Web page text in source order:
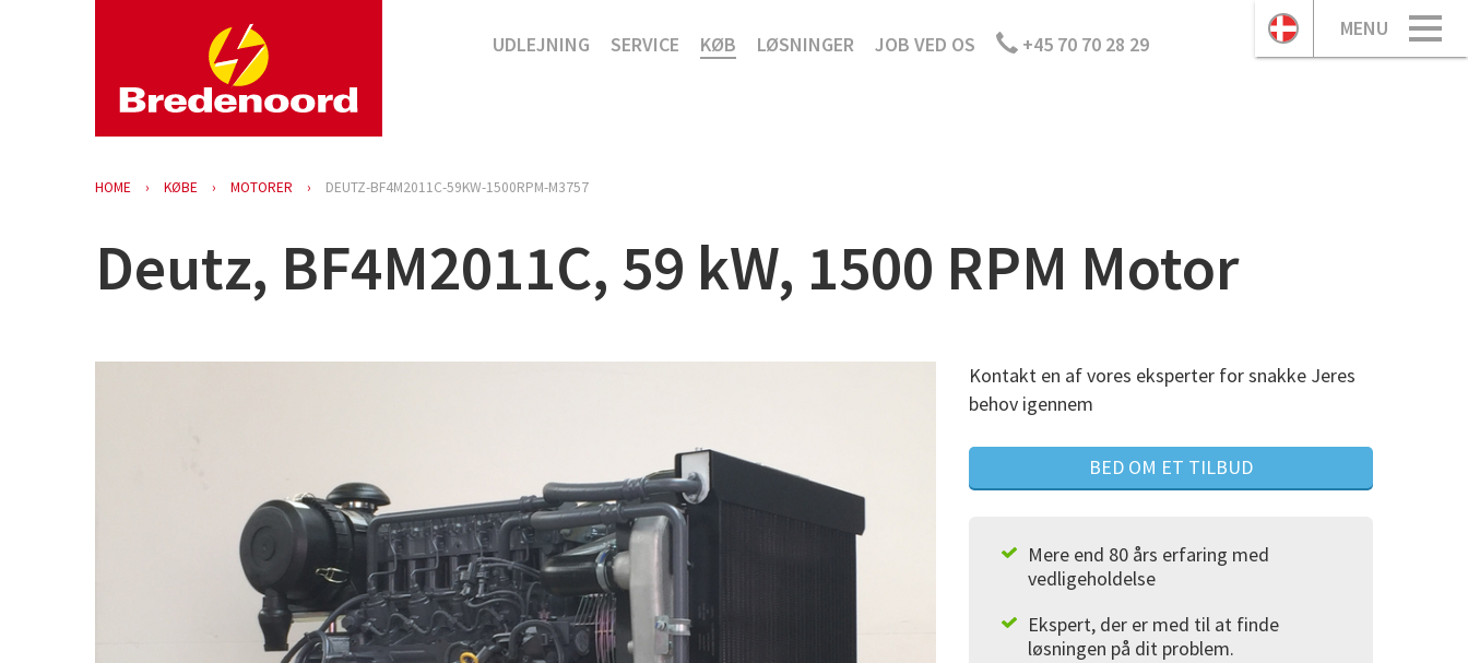
MENU
UDLEJNING SERVICE KØB LØSNINGER JOB VED OS +45 70 70 28 29
HOME KØBE MOTORER DEUTZ-BF4M2011C-59KW-1500RPM-M3757
Deutz, BF4M2011C, 59 kW, 1500 RPM Motor
Kontakt en af vores eksperter for snakke Jeres
behov igennem
BED OM ET TILBUD
Mere end 80 års erfaring med
vedligeholdelse
Ekspert, der er med til at finde
løsningen på dit problem.